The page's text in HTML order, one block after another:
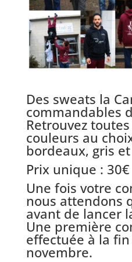
Des sweats la
commandables
Retrouvez
couleurs au
bordeaux, gris
Prix unique : 30€
Une fois votre
nous attendons
avant de lancer
Une première
effectuée à la
novembre.